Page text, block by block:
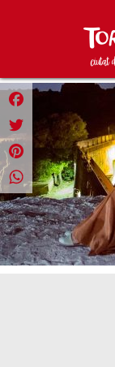
Facebook
Twitter
Pinterest
WhatsApp